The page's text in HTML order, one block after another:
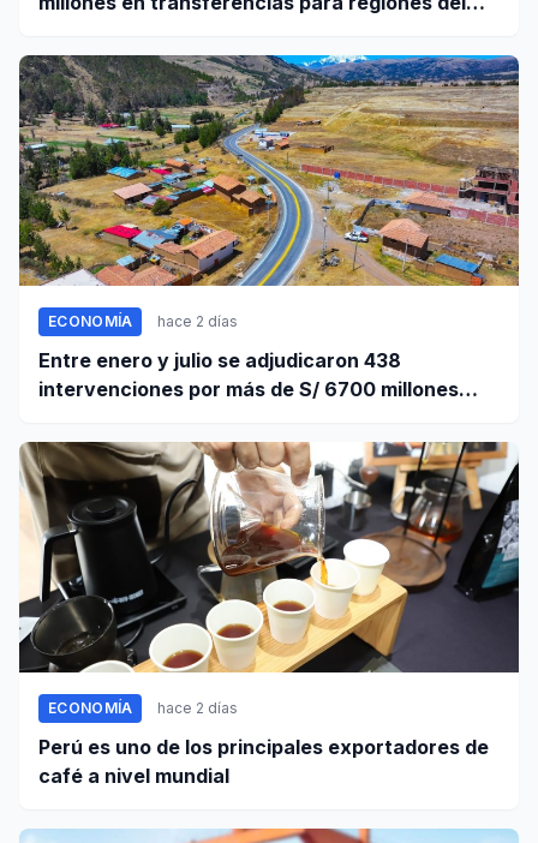
ECONOMÍA hace 2 días
Entre enero y julio se adjudicaron 438
intervenciones por más de S/ 6700 millones
ECONOMÍA hace 2 días
Perú es uno de los principales exportadores de
café a nivel mundial